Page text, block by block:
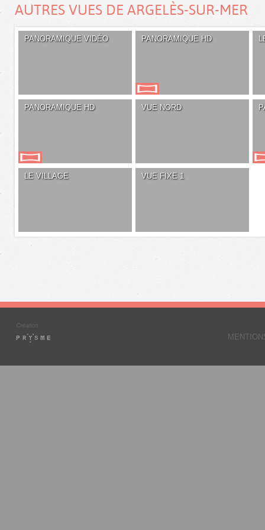
AUTRES VUES DE ARGELÈS-SUR-MER
PANORAMIQUE VIDÉO PANORAMIQUE HD
PANORAMIQUE HD VUE NORD
LE VILLAGE VUE FIXE 1